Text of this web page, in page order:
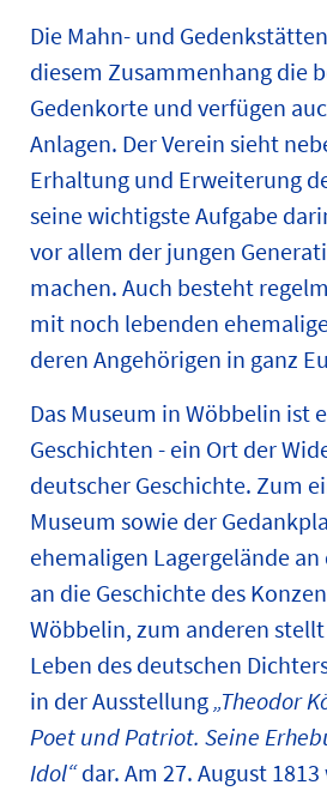
Die Mahn- und
diesem Zusammenhang die
Gedenkorte und verfügen
Anlagen. Der Verein sieht
Erhaltung und Erweiterung
seine wichtigste Aufgabe
vor allem der jungen
machen. Auch besteht
mit noch lebenden
deren Angehörigen in ganz
Das Museum in Wöbbelin ist
Geschichten - ein Ort der
deutscher Geschichte. Zum
Museum sowie der
ehemaligen Lagergelände an
an die Geschichte des
Wöbbelin, zum anderen
Leben des deutschen
in der Ausstellung„Theodor
Poet und Patriot. Seine
Idol“dar. Am 27. August